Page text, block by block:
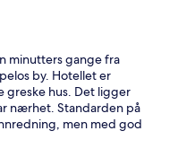
minutters gange fra
by. Hotellet er
greske hus. Det ligger
nærhet. Standarden på
men med god
Det som trekker ned
man trenger det.